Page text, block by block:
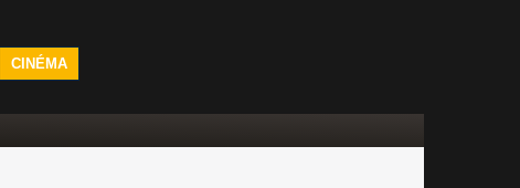
CINÉMA